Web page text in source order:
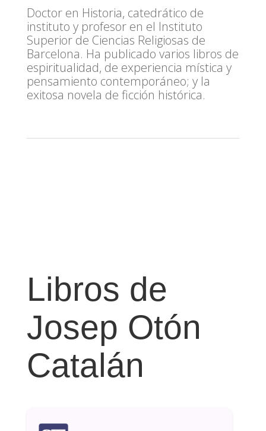
Doctor en Historia, catedrático de
instituto y profesor en el Instituto
Superior de Ciencias Religiosas de
Barcelona. Ha publicado varios libros de
espiritualidad, de experiencia mística y
pensamiento contemporáneo; y la
exitosa novela de ficción histórica.
Libros de
Josep Otón
Catalán